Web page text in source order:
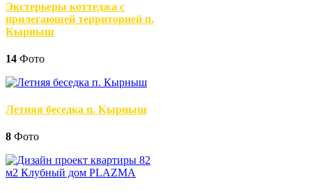
Экстерьеры коттеджа с
прилегающей территорией п.
Кырныш
14 Фото
Летняя беседка п. Кырныш
8 Фото